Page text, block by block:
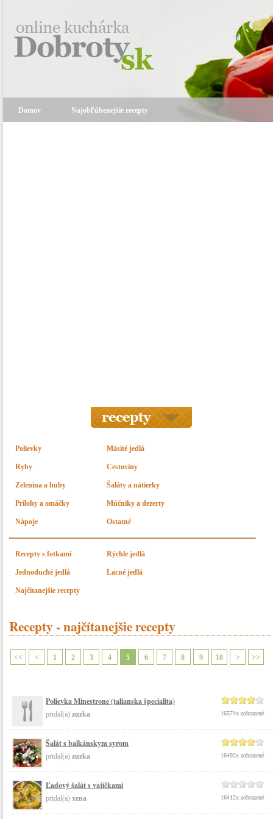
Domov Najobľúbenejšie recepty
Polievky Mäsité jedlá
Ryby Cestoviny
Zelenina a huby Šaláty a nátierky
Prílohy a omáčky Múčniky a dezerty
Nápoje Ostatné
Recepty s fotkami Rýchle jedlá
Jednoduché jedlá Lacné jedlá
Najčítanejšie recepty
Recepty - najčítanejšie recepty
<< < 1 2 3 4 5 6 7 8 9 10 > >>
Polievka Minestrone (talianska špecialita)
pridal(a) zuzka 16574x zobrazené
Šalát s balkánskym syrom
pridal(a) zuzka 16492x zobrazené
Ľadový šalát s vajíčkami
pridal(a) xena 16412x zobrazené